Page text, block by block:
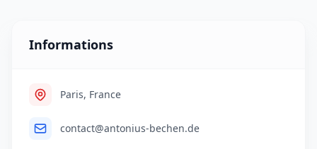
Informations
Paris, France
contact@antonius-bechen.de